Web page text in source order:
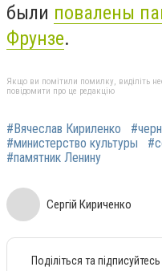
были повалены
Фрунзе.
Якщо ви помітили помилку, виділіть
повідомити про це редакцію
#Вячеслав Кириленко
#министерство культуры
#памятник Ленину
Сергій Кириченко
Поділіться та